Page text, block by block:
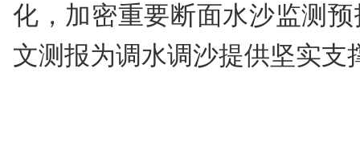
化，加密重要断面水沙监测
文测报为调水调沙提供坚实支